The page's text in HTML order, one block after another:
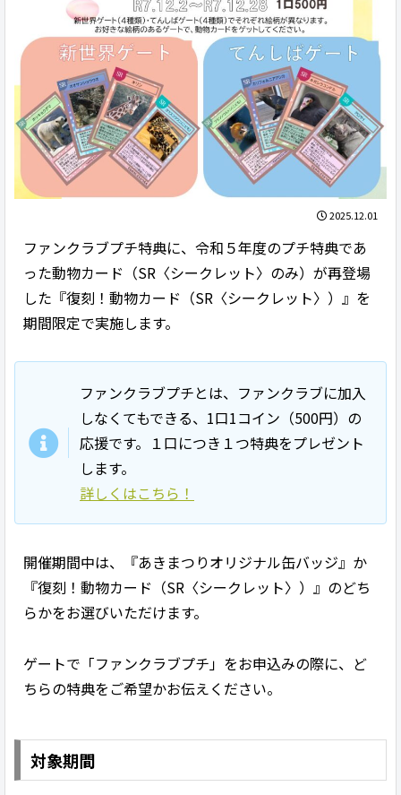
2025.12.01
ファンクラブプチ特典に、令和５年度のプチ特典であ
った動物カード（SR〈シークレット〉のみ）が再登場
した『復刻！動物カード（SR〈シークレット〉）』を
期間限定で実施します。
ファンクラブプチとは、ファンクラブに加入
しなくてもできる、1口1コイン（500円）の
応援です。１口につき１つ特典をプレゼント
します。
詳しくはこちら！
開催期間中は、『あきまつりオリジナル缶バッジ』か
『復刻！動物カード（SR〈シークレット〉）』のどち
らかをお選びいただけます。
ゲートで「ファンクラブプチ」をお申込みの際に、ど
ちらの特典をご希望かお伝えください。
対象期間